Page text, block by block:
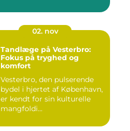
02. nov
Tandlæge på Vesterbro:
Fokus på tryghed og
komfort
Vesterbro, den pulserende
bydel i hjertet af København,
er kendt for sin kulturelle
mangfoldi...